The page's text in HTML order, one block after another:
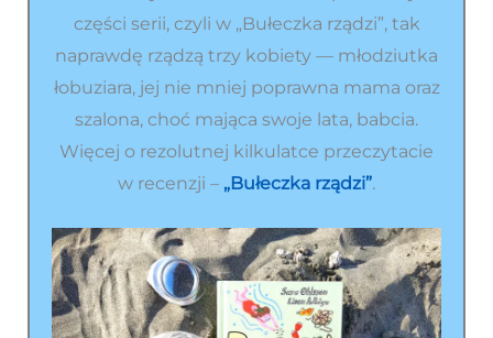
części serii, czyli w „Bułeczka rządzi”, tak
naprawdę rządzą trzy kobiety — młodziutka
łobuziara, jej nie mniej poprawna mama oraz
szalona, choć mająca swoje lata, babcia.
Więcej o rezolutnej kilkulatce przeczytacie
w recenzji – „Bułeczka rządzi”.